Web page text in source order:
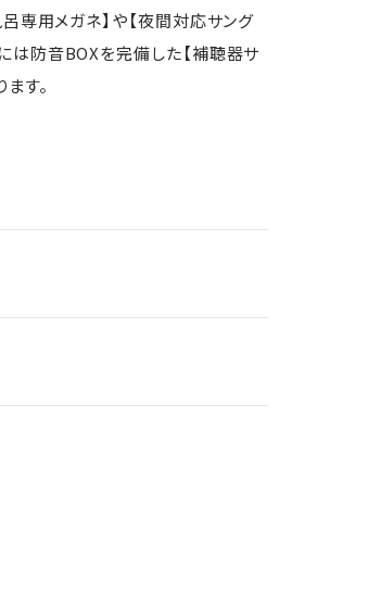
専用メガネ】や【夜間対応サング
は防音BOXを完備した【補聴器サ
す。